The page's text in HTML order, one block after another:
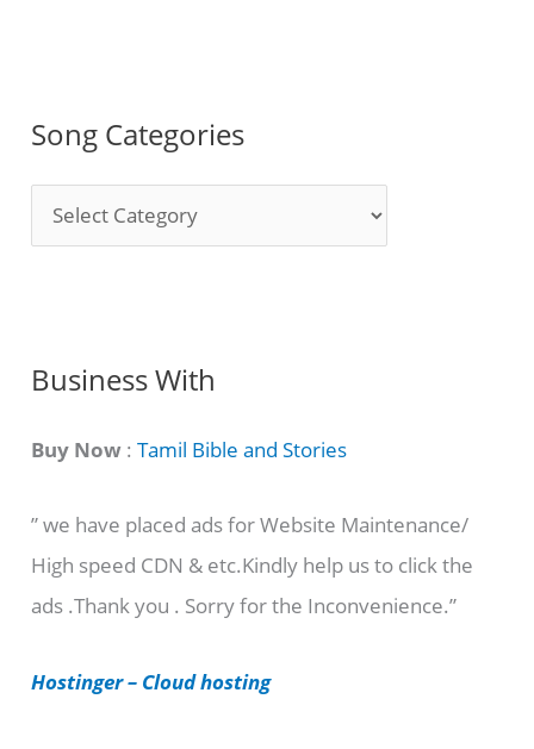
Song Categories
o
C
t
g
o
r
e
Business With
Buy Now :Tamil Bible and Stories
” we have placed ads for Website Maintenance/
High speed CDN & etc.Kindly help us to click the
ads .Thank you . Sorry for the Inconvenience.”
Hostinger – Cloud hosting